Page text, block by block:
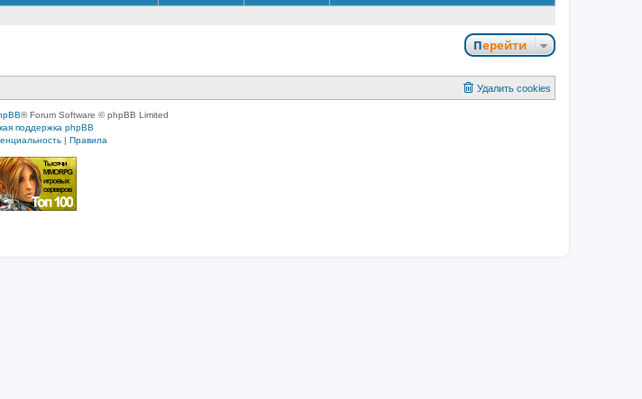
Перейти
Удалить cookies
® Forum Software © phpBB Limited
поддержка phpBB
| Правила